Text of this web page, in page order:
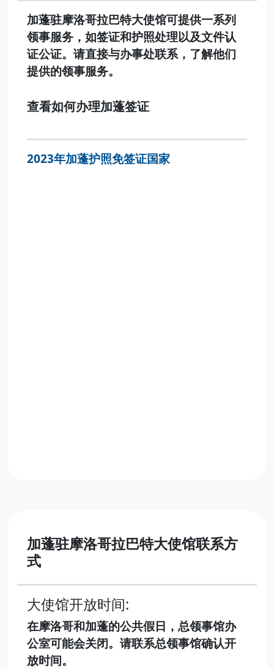
加蓬驻摩洛哥拉巴特大使馆可提供一系列
领事服务，如签证和护照处理以及文件认
证公证。请直接与办事处联系，了解他们
提供的领事服务。
查看如何办理加蓬签证
2023年加蓬护照免签证国家
加蓬驻摩洛哥拉巴特大使馆联系方
式
大使馆开放时间:
在摩洛哥和加蓬的公共假日，总领事馆办
公室可能会关闭。请联系总领事馆确认开
放时间。